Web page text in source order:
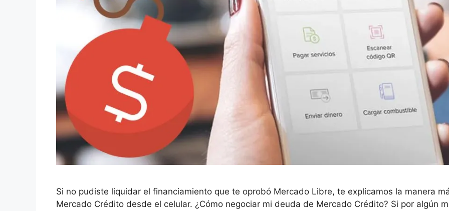
Si no pudiste liquidar el financiamiento que te oprobó Mercado Libre, te explicamos la manera
Mercado Crédito desde el celular. ¿Cómo negociar mi deuda de Mercado Crédito? Si por algún